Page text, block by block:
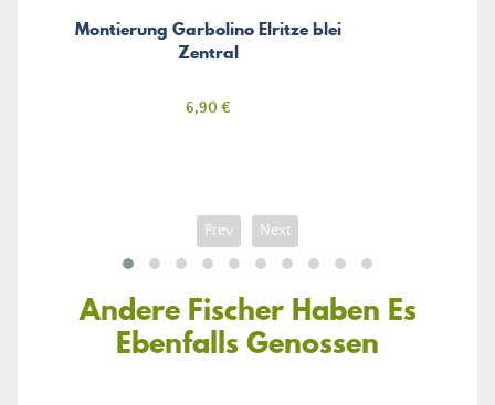
Montierung Garbolino Elritze blei
Zentral
Preis
6,90 €
Prev Next
Andere Fischer Haben Es
Ebenfalls Genossen